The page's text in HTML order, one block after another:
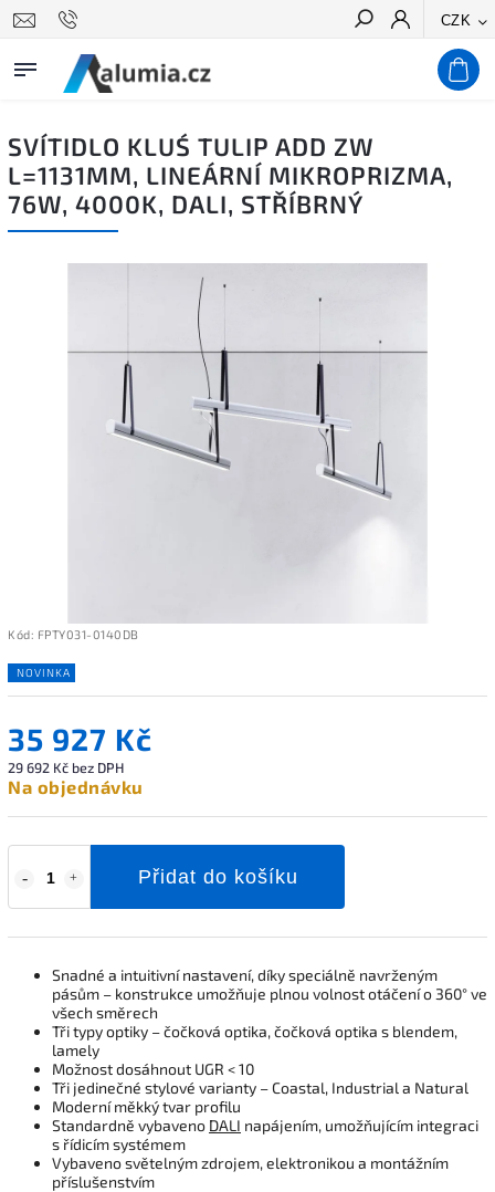
CZK
Hledat
SVÍTIDLO KLUŚ TULIP ADD ZW
L=1131MM, LINEÁRNÍ MIKROPRIZMA,
76W, 4000K, DALI, STŘÍBRNÝ
Kód: FPTY031-0140DB
NOVINKA
35 927 Kč
29 692 Kč bez DPH
Na objednávku
Přidat do košíku
Snadné a intuitivní nastavení, díky speciálně navrženým
pásům – konstrukce umožňuje plnou volnost otáčení o 360° ve
všech směrech
Tři typy optiky – čočková optika, čočková optika s blendem,
lamely
Možnost dosáhnout UGR < 10
Tři jedinečné stylové varianty – Coastal, Industrial a Natural
Moderní měkký tvar profilu
Standardně vybaveno DALI napájením, umožňujícím integraci
s řídicím systémem
Vybaveno světelným zdrojem, elektronikou a montážním
příslušenstvím